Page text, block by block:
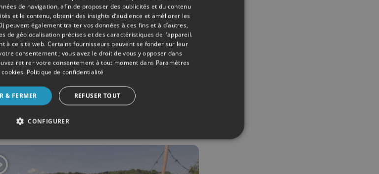
Streel à La
de navigation, afin de proposer des publicités et du contenu
et le contenu, obtenir des insights d’audience et améliorer les
peuvent également traiter vos données à ces fins et à d’autres,
de géolocalisation précises et des caractéristiques de l’appareil.
à ce site web. Certains fournisseurs peuvent se fonder sur leur
consentement ; vous avez le droit de vous y opposer dans
retirer votre consentement à tout moment dans Paramètres
. Politique de confidentialité
& FERMER REFUSER TOUT
CONFIGURER